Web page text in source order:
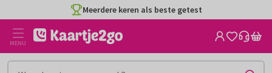
naar
inhoud
Meerdere keren als beste getest
MENU